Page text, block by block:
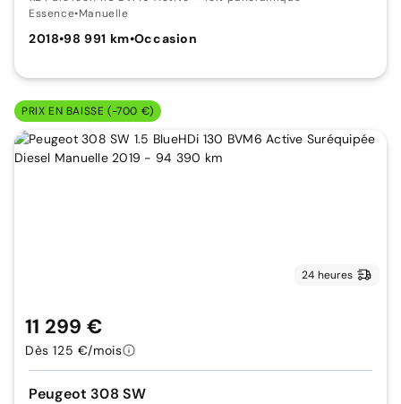
Essence•Manuelle
2018•98 991 km•Occasion
PRIX EN BAISSE (-700 €)
24 heures
Peugeot 308 SW
11 299 €
Dès 125 €/mois